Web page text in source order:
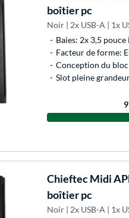
boîtier pc
Noir | 2x USB-A | 1x
Baies: 2x 3,5
Facteur de forme:
Conception du
Slot pleine
ChieftecMidi
boîtier pc
Noir | 2x USB-A | 1x